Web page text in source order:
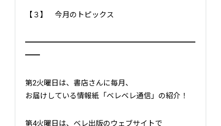
【３】 今月のトピックス
━━━━━━━━━━━━━━━━━━━━━━━
━━
第2火曜日は、書店さんに毎月、
お届けしている情報紙「ベレベレ通信」の紹介！
第4火曜日は、ベレ出版のウェブサイトで